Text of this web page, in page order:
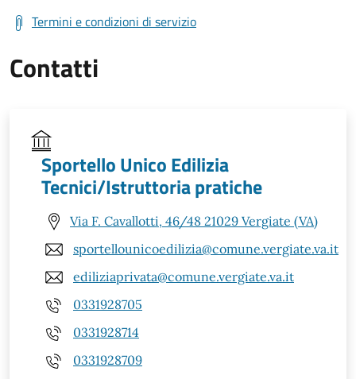
Termini e condizioni di servizio
Contatti
Sportello Unico Edilizia
Tecnici/Istruttoria pratiche
Via F. Cavallotti, 46/48 21029 Vergiate (VA)
sportellounicoedilizia@comune.vergiate.va.it
ediliziaprivata@comune.vergiate.va.it
0331928705
0331928714
0331928709